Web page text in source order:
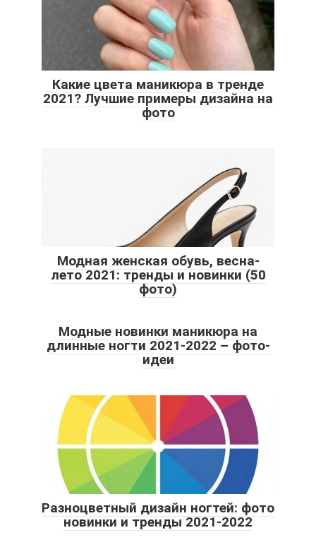
Какие цвета маникюра в тренде
2021? Лучшие примеры дизайна на
фото
Модная женская обувь, весна-
лето 2021: тренды и новинки (50
фото)
Модные новинки маникюра на
длинные ногти 2021-2022 – фото-
идеи
Разноцветный дизайн ногтей: фото
новинки и тренды 2021-2022